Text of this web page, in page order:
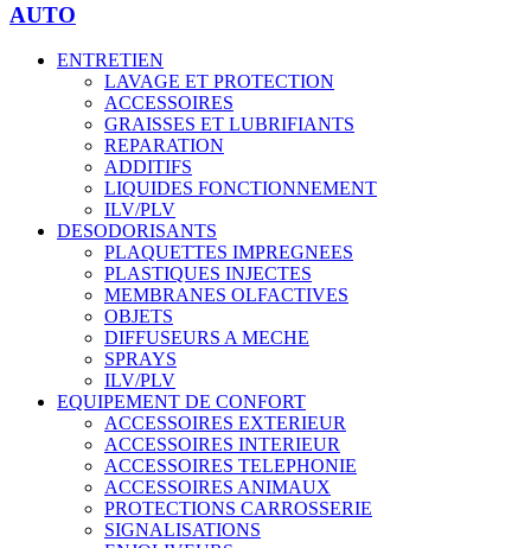
AUTO
ENTRETIEN
LAVAGE ET PROTECTION
ACCESSOIRES
GRAISSES ET LUBRIFIANTS
REPARATION
ADDITIFS
LIQUIDES FONCTIONNEMENT
ILV/PLV
DESODORISANTS
PLAQUETTES IMPREGNEES
PLASTIQUES INJECTES
MEMBRANES OLFACTIVES
OBJETS
DIFFUSEURS A MECHE
SPRAYS
ILV/PLV
EQUIPEMENT DE CONFORT
ACCESSOIRES EXTERIEUR
ACCESSOIRES INTERIEUR
ACCESSOIRES TELEPHONIE
ACCESSOIRES ANIMAUX
PROTECTIONS CARROSSERIE
SIGNALISATIONS